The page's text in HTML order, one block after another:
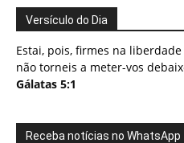
Versículo do Dia
Estai, pois, firmes na
não torneis a meter-vos
Gálatas 5:1
Receba notícias no WhatsApp